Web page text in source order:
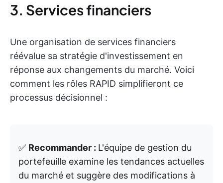
3. Services financiers
Une organisation de services financiers
réévalue sa stratégie d'investissement en
réponse aux changements du marché. Voici
comment les rôles RAPID simplifieront ce
processus décisionnel :
✅ Recommander : L'équipe de gestion du
portefeuille examine les tendances actuelles
du marché et suggère des modifications à